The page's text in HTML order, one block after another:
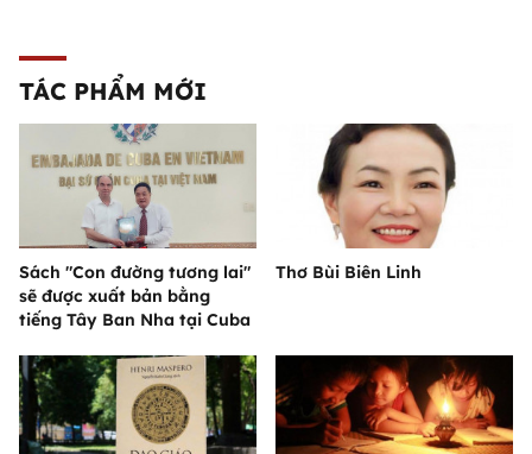
TÁC PHẨM MỚI
Sách "Con đường tương lai"
sẽ được xuất bản bằng
tiếng Tây Ban Nha tại Cuba
Thơ Bùi Biên Linh